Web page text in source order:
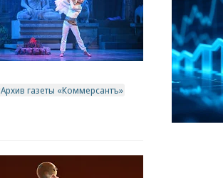
Архив газеты «Коммерсантъ»